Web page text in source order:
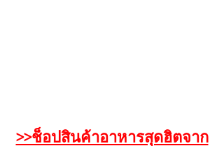
>>ช็อปสินค้าอาหารสุดฮิตจาก